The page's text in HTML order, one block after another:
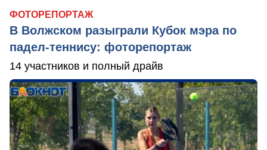
ФОТОРЕПОРТАЖ
В Волжском разыграли Кубок мэра по
падел-теннису: фоторепортаж
14 участников и полный драйв